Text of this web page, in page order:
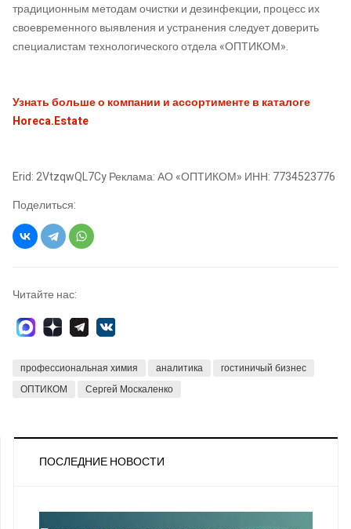
традиционным методам очистки и дезинфекции, процесс их
своевременного выявления и устранения следует доверить
специалистам технологического отдела «ОПТИКОМ».
Узнать больше о компании и ассортименте в каталоге
Horeca.Estate
Erid: 2VtzqwQL7Cy Реклама: АО «ОПТИКОМ» ИНН: 7734523776
Поделиться:
Читайте нас:
профессиональная химия аналитика
гостиничый бизнес
ОПТИКОМ
Сергей Москаленко
ПОСЛЕДНИЕ НОВОСТИ